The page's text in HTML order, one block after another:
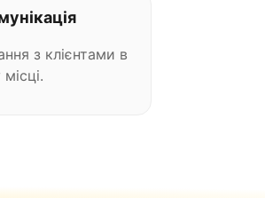
з клієнтами в